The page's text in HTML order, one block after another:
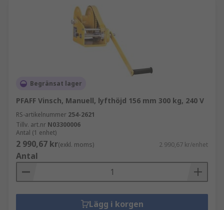
Begränsat lager
PFAFF Vinsch, Manuell, lyfthöjd 156 mm 300 kg, 240 V
RS-artikelnummer 254-2621
Tillv. art.nr N03300006
Antal (1 enhet)
2 990,67 kr(exkl. moms) 2 990,67 kr/enhet
Antal
Lägg i korgen